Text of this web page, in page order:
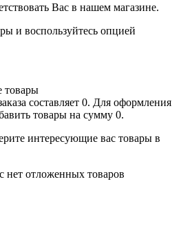
Вас в нашем магазине.
и воспользуйтесь опцией
товары
составляет 0. Для оформления
товары на сумму 0.
интересующие вас товары в
нет отложенных товаров